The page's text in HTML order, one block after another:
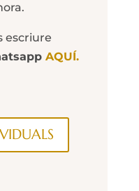
escriure
AQUÍ.